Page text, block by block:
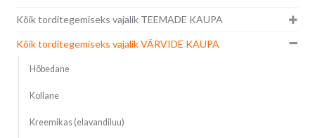
Kõik torditegemiseks vajalik TEEMADE KAUPA
Kõik torditegemiseks vajalik VÄRVIDE KAUPA
Hõbedane
Kollane
Kreemikas (elavandiluu)